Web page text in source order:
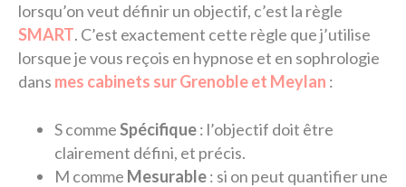
lorsqu’on veut définir un objectif, c’est la règle
SMART. C’est exactement cette règle que j’utilise
lorsque je vous reçois en hypnose et en sophrologie
dans mes cabinets sur Grenoble et Meylan :
S commeSpécifique: l’objectif doit être
clairement défini, et précis.
M comme Mesurable: si on peut quantifier une